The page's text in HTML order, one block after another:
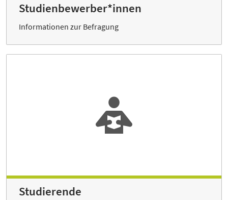
Studienbewerber*innen
Informationen zur Befragung
Studierende